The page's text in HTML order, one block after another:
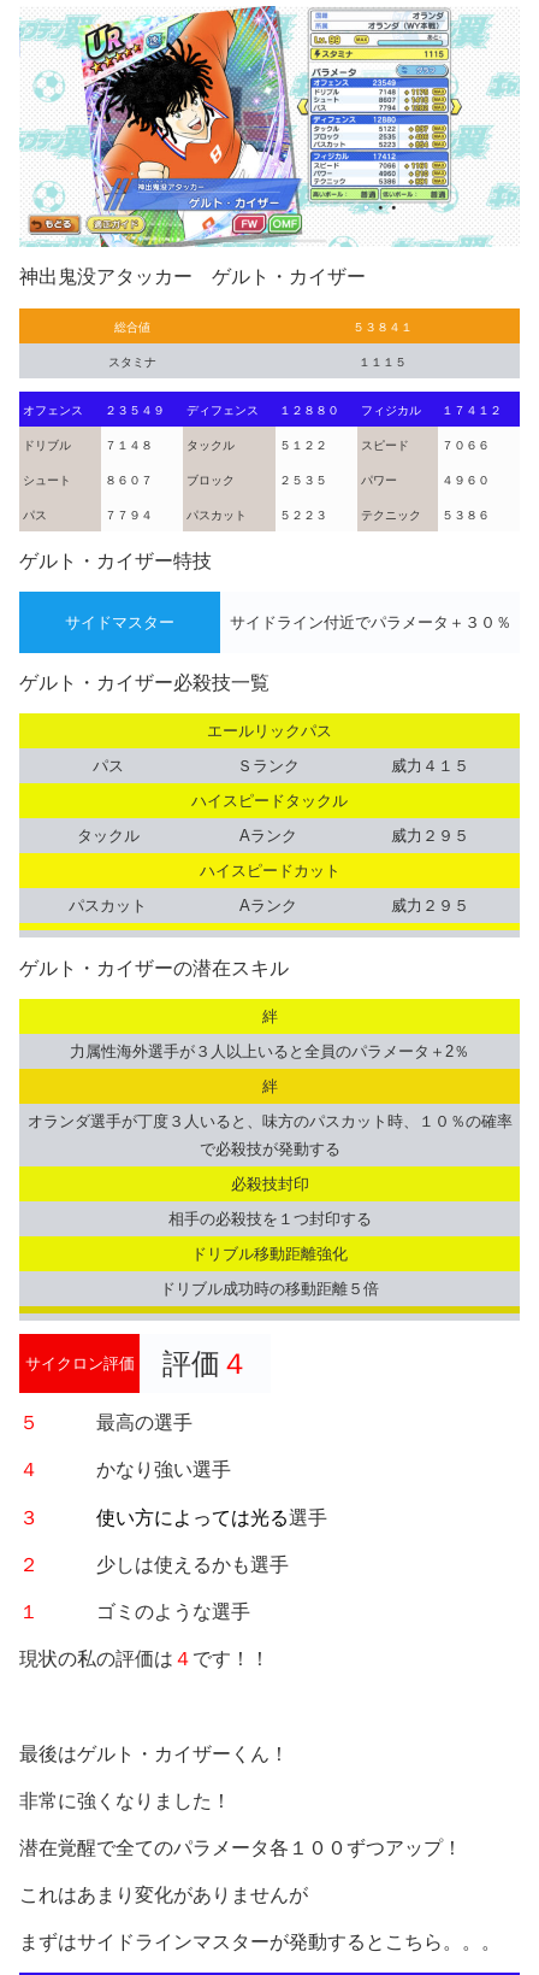
神出鬼没アタッカー ゲルト・カイザー
総合値 ５３８４１
スタミナ １１１５
オフェンス ２３５４９ ディフェンス １２８８０ フィジカル １７４１２
ドリブル ７１４８ タックル ５１２２ スピード ７０６６
シュート ８６０７ ブロック ２５３５ パワー ４９６０
パス ７７９４ パスカット ５２２３ テクニック ５３８６
ゲルト・カイザー特技
サイドマスター サイドライン付近でパラメータ＋３０％
ゲルト・カイザー必殺技一覧
エールリックパス
パス
Ｓランク
威力４１５
ハイスピードタックル
タックル
Aランク
威力２９５
ハイスピードカット
パスカット
Aランク 威力２９５
ゲルト・カイザーの潜在スキル
絆
力属性海外選手が３人以上いると全員のパラメータ＋2％
絆
オランダ選手が丁度３人いると、味方のパスカット時、１０％の確率
で必殺技が発動する
必殺技封印
相手の必殺技を１つ封印する
ドリブル移動距離強化
ドリブル成功時の移動距離５倍
サイクロン評価 評価 ４
５ 最高の選手
４ かなり強い選手
３ 使い方によっては光る選手
２ 少しは使えるかも選手
１ ゴミのような選手
現状の私の評価は ４ です！！
最後はゲルト・カイザーくん！
非常に強くなりました！
潜在覚醒で全てのパラメータ各１００ずつアップ！
これはあまり変化がありませんが
まずはサイドラインマスターが発動するとこちら。。。